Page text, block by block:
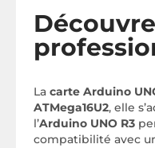
La carte Arduino
ATMega16U2, elle
l’Arduino UNO R3
compatibilité avec